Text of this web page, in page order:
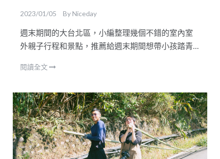
2023/01/05 ByNiceday
週末期間的大台北區，小編整理幾個不錯的室內室
外親子行程和景點，推薦給週末期間想帶小孩踏青
全家親子出遊趣～
閱讀全文